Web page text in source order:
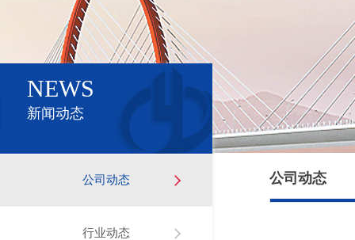
NEWS
新闻动态
公司动态
行业动态
公司动态